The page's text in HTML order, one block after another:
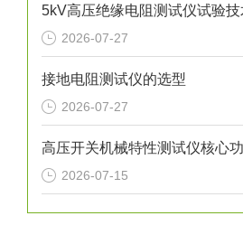
5kV高压绝缘电阻测试仪试验
2026-07-27
接地电阻测试仪的选型
2026-07-27
2026-07-15